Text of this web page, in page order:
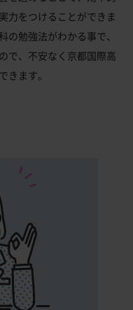
力をつけることができま
勉強法がわかる事で、
で、不安なく京都国際高
きます。